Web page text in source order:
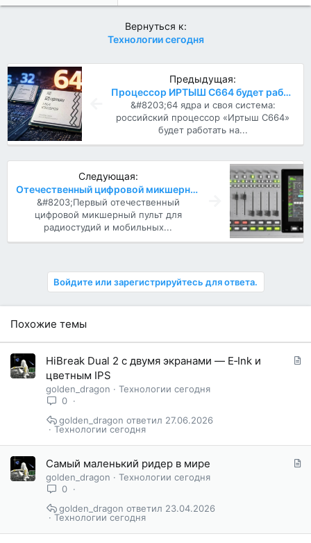
Вернуться к:
Технологии сегодня
Предыдущая:
Процессор ИРТЫШ C664 будет работать на отечественной ОС
&#8203;64 ядра и своя система:
российский процессор «Иртыш C664»
будет работать на...
Следующая:
Отечественный цифровой микшерный пульт для радиостудий и ТВ
&#8203;Первый отечественный
цифровой микшерный пульт для
радиостудий и мобильных...
Войдите или зарегистрируйтесь для ответа.
Похожие темы
С
HiBreak Dual 2 с двумя экранами — E‑Ink и
цветным IPS
golden_dragon
Технологии сегодня
0
Технологии сегодня
27.06.2026
golden_dragon
С
Самый маленький ридер в мире
golden_dragon
Технологии сегодня
0
Технологии сегодня
23.04.2026
golden_dragon